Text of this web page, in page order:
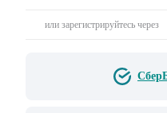
или зарегистрируйтесь через